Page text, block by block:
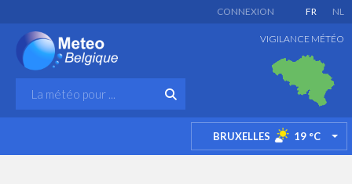
FR NL
CONNEXION
VIGILANCE MÉTÉO
BRUXELLES 19 °C